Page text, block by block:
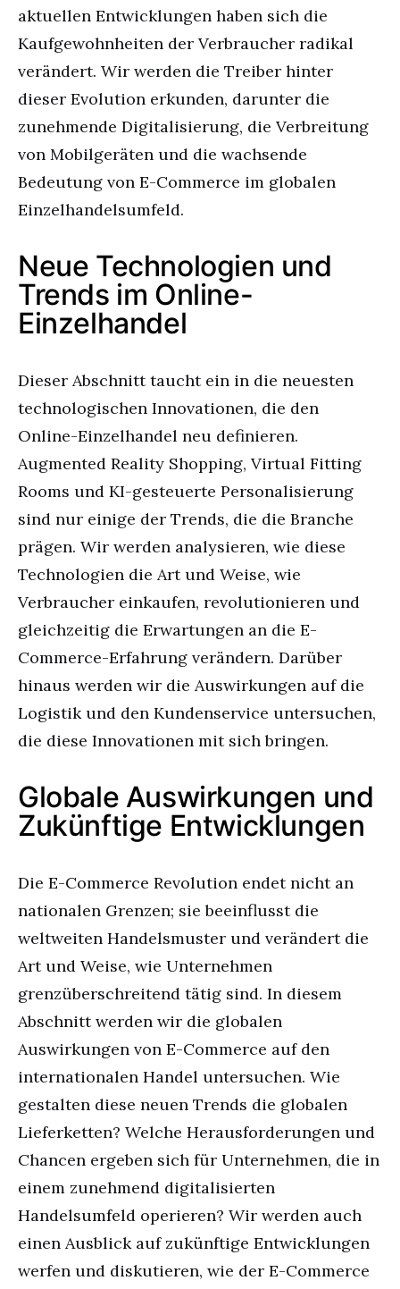
aktuellen Entwicklungen haben sich die
Kaufgewohnheiten der Verbraucher radikal
verändert. Wir werden die Treiber hinter
dieser Evolution erkunden, darunter die
zunehmende Digitalisierung, die Verbreitung
von Mobilgeräten und die wachsende
Bedeutung von E-Commerce im globalen
Einzelhandelsumfeld.
Neue Technologien und
Trends im Online-
Einzelhandel
Dieser Abschnitt taucht ein in die neuesten
technologischen Innovationen, die den
Online-Einzelhandel neu definieren.
Augmented Reality Shopping, Virtual Fitting
Rooms und KI-gesteuerte Personalisierung
sind nur einige der Trends, die die Branche
prägen. Wir werden analysieren, wie diese
Technologien die Art und Weise, wie
Verbraucher einkaufen, revolutionieren und
gleichzeitig die Erwartungen an die E-
Commerce-Erfahrung verändern. Darüber
hinaus werden wir die Auswirkungen auf die
Logistik und den Kundenservice untersuchen,
die diese Innovationen mit sich bringen.
Globale Auswirkungen und
Zukünftige Entwicklungen
Die E-Commerce Revolution endet nicht an
nationalen Grenzen; sie beeinflusst die
weltweiten Handelsmuster und verändert die
Art und Weise, wie Unternehmen
grenzüberschreitend tätig sind. In diesem
Abschnitt werden wir die globalen
Auswirkungen von E-Commerce auf den
internationalen Handel untersuchen. Wie
gestalten diese neuen Trends die globalen
Lieferketten? Welche Herausforderungen und
Chancen ergeben sich für Unternehmen, die in
einem zunehmend digitalisierten
Handelsumfeld operieren? Wir werden auch
einen Ausblick auf zukünftige Entwicklungen
werfen und diskutieren, wie der E-Commerce